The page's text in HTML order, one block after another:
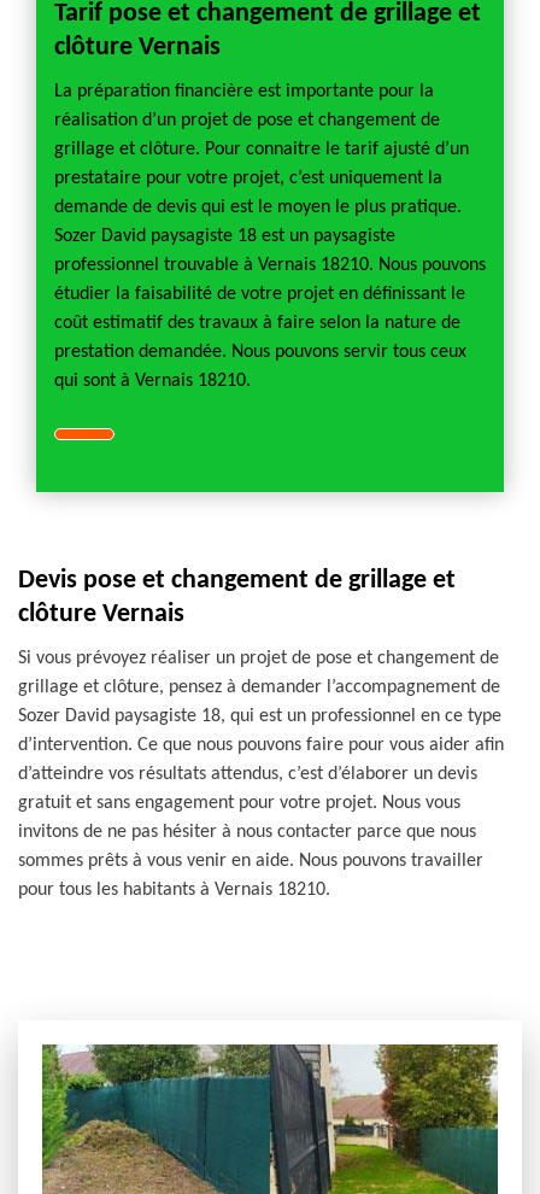
Tarif pose et changement de grillage et
clôture Vernais
La préparation financière est importante pour la
réalisation d’un projet de pose et changement de
grillage et clôture. Pour connaitre le tarif ajusté d’un
prestataire pour votre projet, c’est uniquement la
demande de devis qui est le moyen le plus pratique.
Sozer David paysagiste 18 est un paysagiste
professionnel trouvable à Vernais 18210. Nous pouvons
étudier la faisabilité de votre projet en définissant le
coût estimatif des travaux à faire selon la nature de
prestation demandée. Nous pouvons servir tous ceux
qui sont à Vernais 18210.
Devis pose et changement de grillage et
clôture Vernais
Si vous prévoyez réaliser un projet de pose et changement de
grillage et clôture, pensez à demander l’accompagnement de
Sozer David paysagiste 18, qui est un professionnel en ce type
d’intervention. Ce que nous pouvons faire pour vous aider afin
d’atteindre vos résultats attendus, c’est d’élaborer un devis
gratuit et sans engagement pour votre projet. Nous vous
invitons de ne pas hésiter à nous contacter parce que nous
sommes prêts à vous venir en aide. Nous pouvons travailler
pour tous les habitants à Vernais 18210.